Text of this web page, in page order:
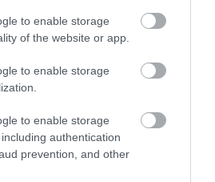
to enable storage
of the website or app.
to enable storage
to enable storage
authentication
prevention, and other
Unsplash
MUNKAVÁLLALÁS
BOLDOGSÁG
9. ● KULTÚRA